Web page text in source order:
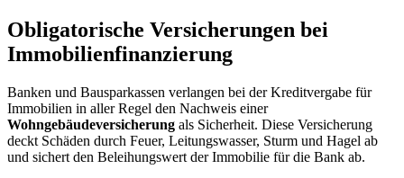
Obligatorische Versicherungen bei
Immobilienfinanzierung
Banken und Bausparkassen verlangen bei der Kreditvergabe für
Immobilien in aller Regel den Nachweis einer
Wohngebäudeversicherung als Sicherheit. Diese Versicherung
deckt Schäden durch Feuer, Leitungswasser, Sturm und Hagel ab
und sichert den Beleihungswert der Immobilie für die Bank ab.